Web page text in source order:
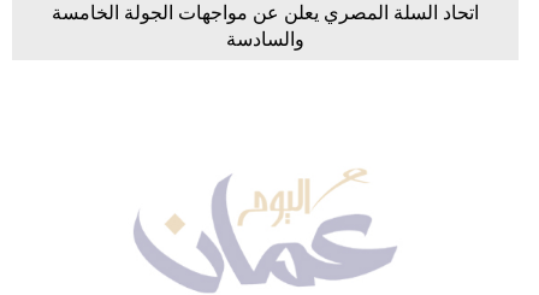
اتحاد السلة المصري يعلن عن مواجهات الجولة الخامسة
والسادسة